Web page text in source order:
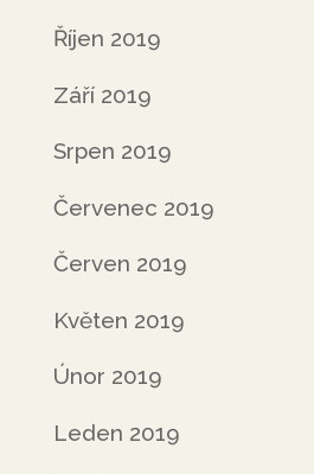
Říjen 2019
Září 2019
Srpen 2019
Červenec 2019
Červen 2019
Květen 2019
Únor 2019
Leden 2019